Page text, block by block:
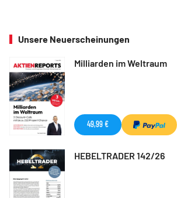
Unsere Neuerscheinungen
Milliarden im Weltraum
49,99 €
HEBELTRADER 142/26